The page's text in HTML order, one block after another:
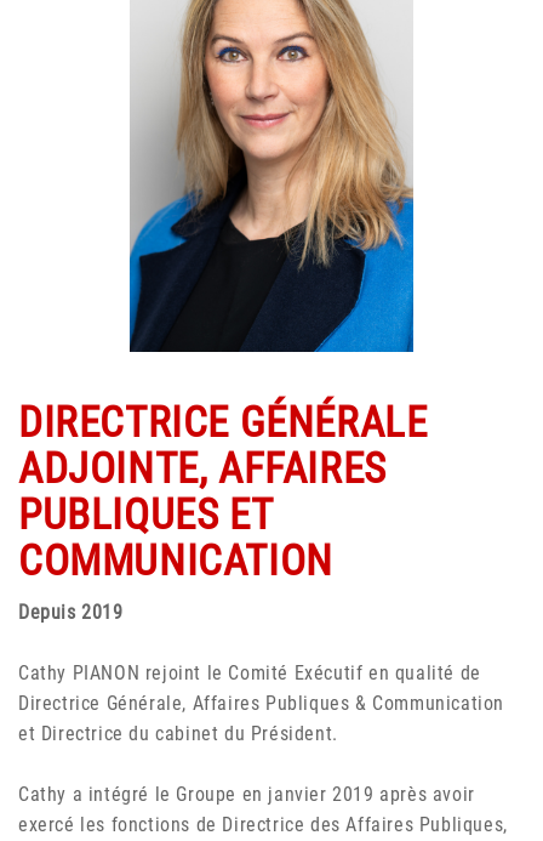
DIRECTRICE GÉNÉRALE
ADJOINTE, AFFAIRES
PUBLIQUES ET
COMMUNICATION
Depuis 2019
Cathy PIANON rejoint le Comité Exécutif en qualité de
Directrice Générale, Affaires Publiques & Communication
et Directrice du cabinet du Président.
Cathy a intégré le Groupe en janvier 2019 après avoir
exercé les fonctions de Directrice des Affaires Publiques,